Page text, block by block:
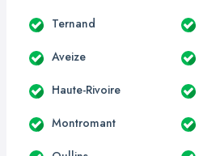
Ternand
Aveize
Haute-Rivoire
Montromant